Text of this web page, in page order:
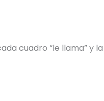
cuadro “le llama” y